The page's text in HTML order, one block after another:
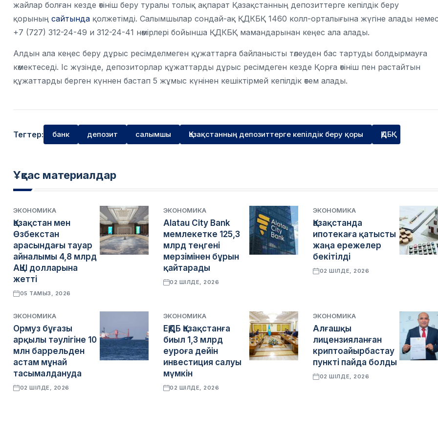
жайлар болған кезде өтініш беру туралы толық ақпарат Қазақстанның депозиттерге кепілдік беру
қорының сайтында қолжетімді. Салымшылар сондай-ақ ҚДКБҚ 1460 колл-орталығына жүгіне алады
+7 (727) 312-24-49 и 312-24-41 нөмірлері бойынша ҚДКБҚ мамандарынан кеңес ала алады.
Алдын ала кеңес беру дұрыс ресімделмеген құжаттарға байланысты төлеуден бас тартуды болдырмауға
көмектеседі. Іс жүзінде, депозиторлар құжаттарды дұрыс ресімдеген кезде Қорға өтініш пен растайтын
құжаттарды берген күннен бастап 5 жұмыс күнінен кешіктірмей кепілдік өтем алады.
Тегтер: банк депозит салымшы Қазақстанның депозиттерге кепілдік беру қоры ҚДБҚ
Ұқсас материалдар
ЭКОНОМИКА
Қазақстан мен
Өзбекстан
арасындағы тауар
айналымы 4,8 млрд
АҚШ долларына
жетті
05 ТАМЫЗ, 2026
ЭКОНОМИКА
Alatau City Bank
мемлекетке 125,3
млрд теңгені
мерзімінен бұрын
қайтарады
02 ШІЛДЕ, 2026
ЭКОНОМИКА
Қазақстанда
ипотекаға қатысты
жаңа ережелер
бекітілді
02 ШІЛДЕ, 2026
ЭКОНОМИКА
Ормуз бұғазы
арқылы тәулігіне 10
млн баррельден
астам мұнай
тасымалдануда
02 ШІЛДЕ, 2026
ЭКОНОМИКА
ЕҚДБ Қазақстанға
биыл 1,3 млрд
еуроға дейін
инвестиция салуы
мүмкін
02 ШІЛДЕ, 2026
ЭКОНОМИКА
Алғашқы
лицензияланған
криптоайырбастау
пункті пайда болды
02 ШІЛДЕ, 2026